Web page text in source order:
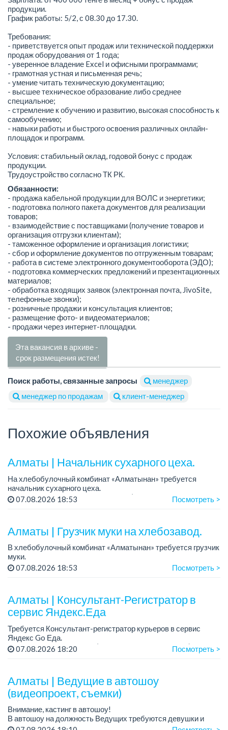
продукции.
График работы: 5/2, с 08.30 до 17.30.
Требования:
- приветствуется опыт продаж или технической поддержки
продаж оборудования от 1 года;
- уверенное владение Excel и офисными программами;
- грамотная устная и письменная речь;
- умение читать техническую документацию;
- высшее техническое образование либо среднее
специальное;
- стремление к обучению и развитию, высокая способность к
самообучению;
- навыки работы и быстрого освоения различных онлайн-
площадок и программ.
Условия: стабильный оклад, годовой бонус с продаж
продукции.
Трудоустройство согласно ТК РК.
Обязанности:
- продажа кабельной продукции для ВОЛС и энергетики;
- подготовка полного пакета документов для реализации
товаров;
- взаимодействие с поставщиками (получение товаров и
организация отгрузки клиентам);
- таможенное оформление и организация логистики;
- сбор и оформление документов по отгруженным товарам;
- работа в системе электронного документооборота (ЭДО);
- подготовка коммерческих предложений и презентационных
материалов;
- обработка входящих заявок (электронная почта, JivoSite,
телефонные звонки);
- розничные продажи и консультация клиентов;
- размещение фото- и видеоматериалов;
- продажи через интернет-площадки.
Эта вакансия в архиве -
срок размещения истек!
Поиск работы, связанные запросы
менеджер
менеджер по продажам
клиент-менеджер
Похожие объявления
Алматы | Начальник сухарного цеха.
На хлебобулочный комбинат «Алматынан» требуется
начальник сухарного цеха.
Зарплата: от 300 000 тенге на руки (обсуждается на
Требования: оп...
07.08.2026 18:53 Посмотреть >
Алматы | Грузчик муки на хлебозавод.
В хлебобулочный комбинат «Алматынан» требуется грузчик
муки.
График работы: 5/2, с 09.00 до 18.00.
07.08.2026 18:53 Посмотреть >
Алматы | Консультант-Регистратор в
сервис Яндекс.Еда
Требуется Консультант-регистратор курьеров в сервис
Яндекс Go Еда.
Условия: работа в офисе (Абылай хана - Макатаева).
07.08.2026 18:20 Посмотреть >
Алматы | Ведущие в автошоу
(видеопроект, съемки)
Внимание, кастинг в автошоу!
В автошоу на должность Ведущих требуются девушки и
парни. А также авто эксперты и авто перекупы.